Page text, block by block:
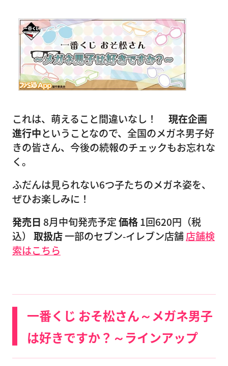
これは、萌えること間違いなし！
現在企画
進行中ということなので、全国のメガネ男子好
きの皆さん、今後の続報のチェックもお忘れな
く。
ふだんは見られない6つ子たちのメガネ姿を、
ぜひお楽しみに！
発売日 8月中旬発売予定価格1回620円（税
込） 取扱店一部のセブン‐イレブン店舗店舗検
索はこちら
一番くじ おそ松さん～メガネ男子
は好きですか？～ラインアップ